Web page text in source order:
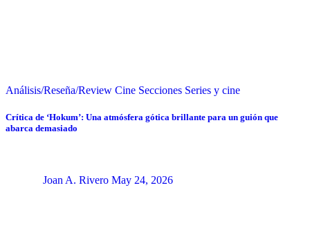
Análisis/Reseña/Review Cine Secciones Series y cine
Crítica de ‘Hokum’: Una atmósfera gótica brillante para un guión que
abarca demasiado
Joan A. Rivero May 24, 2026